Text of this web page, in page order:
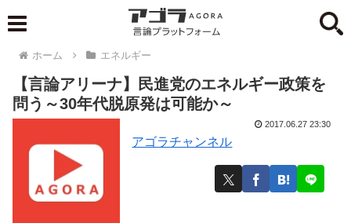
ホーム エネルギー
【言論アリーナ】民進党のエネルギー政策を
問う～30年代脱原発は可能か～
アゴラチャンネル
2017.06.27 23:30